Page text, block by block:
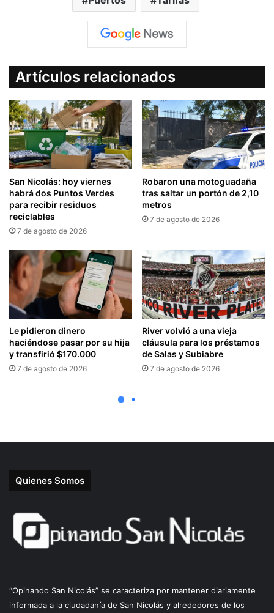
Quienes Somos
“Opinando San Nicolás” se caracteriza por mantener diariamente
informada a la ciudadanía de San Nicolás y alrededores de los